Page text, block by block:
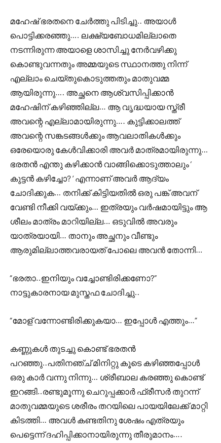
മഹേഷ്‌ ഭരതനെ ചേർത്തു പിടിച്ചു.. അയാൾ
പൊട്ടിക്കരഞ്ഞു…. ലക്ഷ്യബോധമില്ലാതെ
നടന്നിരുന്ന അയാളെ ശാസിച്ചു നേർവഴിക്കു
കൊണ്ടുവന്നതും അമ്മയുടെ സ്ഥാനത്തു നിന്ന്
എല്ലാം ചെയ്തുകൊടുത്തതും മാതുവമ്മ
ആയിരുന്നു…. അച്ഛനെ ആശ്വസിപ്പിക്കാൻ
മഹേഷിന് കഴിഞ്ഞില്ല… ആ വൃദ്ധയായ സ്ത്രീ
അവന്റെ എല്ലാമായിരുന്നു…. കുട്ടിക്കാലത്ത്
അവന്റെ സങ്കടങ്ങൾക്കും ആവലാതികൾക്കും
ഒരേയൊരു കേൾവിക്കാരി അവർ മാത്രമായിരുന്നു…
ഭരതൻ എന്തു കഴിക്കാൻ വാങ്ങിക്കൊടുത്താലും ‘
കുട്ടൻ കഴിച്ചോ? ‘ എന്നാണ് അവർ ആദ്യം
ചോദിക്കുക… തനിക്ക് കിട്ടിയതിൽ ഒരു പങ്ക് അവന്
വേണ്ടി നീക്കി വയ്ക്കും… ഇത്രയും വർഷമായിട്ടും ആ
ശീലം മാത്രം മാറിയില്ല… ഒടുവിൽ അവരും
യാത്രയായി… താനും അച്ഛനും വീണ്ടും
ആരുമില്ലാത്തവരായത് പോലെ അവൻ തോന്നി…
“ഭരതാ..ഇനിയും വച്ചോണ്ടിരിക്കണോ?”
നാട്ടുകാരനായ മുസ്തഫ ചോദിച്ചു..
“മോള് വന്നോണ്ടിരിക്കുകയാ… ഇപ്പോൾ എത്തും…”
കണ്ണുകൾ തുടച്ചു കൊണ്ട് ഭരതൻ
പറഞ്ഞു..പതിനഞ്ച് മിനിറ്റു കൂടെ കഴിഞ്ഞപ്പോൾ
ഒരു കാർ വന്നു നിന്നു… ശ്രീബാല കരഞ്ഞു കൊണ്ട്
ഇറങ്ങി..രണ്ടുമൂന്നു ചെറുപ്പക്കാർ ഫ്രീസർ തുറന്ന്
മാതുവമ്മയുടെ ശരീരം തറയിലെ പായയിലേക്ക് മാറ്റി
കിടത്തി… അവൾ കണ്ടതിനു ശേഷം എത്രയും
പെട്ടെന്ന് ദഹിപ്പിക്കാനായിരുന്നു തീരുമാനം….